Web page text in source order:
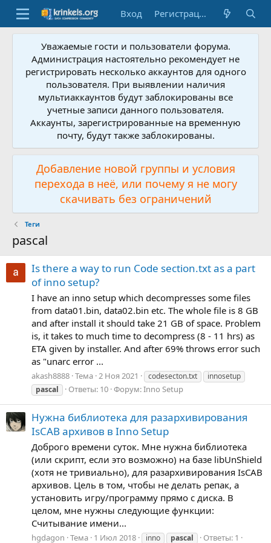
Вход Регистрация
Уважаемые гости и пользователи форума.
Администрация настоятельно рекомендует не
регистрировать несколько аккаунтов для одного
пользователя. При выявлении наличия
мультиаккаунтов будут заблокированы все
учетные записи данного пользователя.
Аккаунты, зарегистрированные на временную
почту, будут также заблокированы.
Добавление новой группы и условия
перехода в неё, или почему я не могу
скачивать без ограничений
Теги
pascal
Is there a way to run Code section.txt as a part
of inno setup?
I have an inno setup which decompresses some files
from data01.bin, data02.bin etc. The whole file is 8 GB
and after install it should take 21 GB of space. Problem
is, it takes to much time to decompress (8 - 11 hrs) as
ETA given by installer. And after 69% throws error such
as "unarc error ...
akash8888 Тема 2 Ноя 2021 codesecton.txt
innosetup
pascal
Ответы: 10 Форум:Inno Setup
Нужна библиотека для разархивирования
IsCAB архивов в Inno Setup
Доброго времени суток. Мне нужна библиотека
(или скрипт, если это возможно) на базе libUnShield
(хотя не тривиально), для разархивирования IsCAB
архивов. Цель в том, чтобы не делать репак, а
установить игру/программу прямо с диска. В
целом, мне нужны следующие функции:
Считывание имени...
hgdagon Тема 1 Июл 2018 inno pascal Ответы: 1